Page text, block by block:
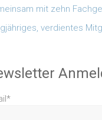
mit zehn
verdientes